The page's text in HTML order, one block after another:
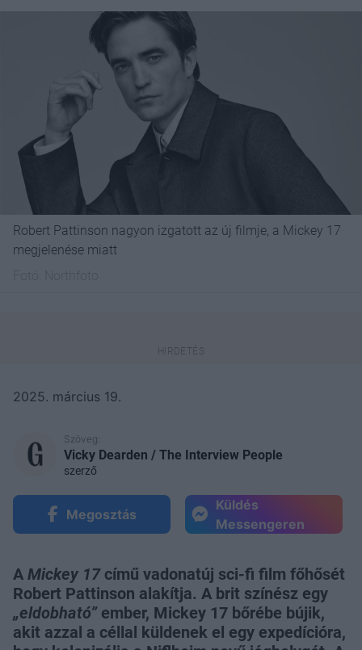
Robert Pattinson nagyon izgatott az új filmje, a Mickey 17
megjelenése miatt
2025. március 19.
Szöveg:
Vicky Dearden / The Interview People
szerző
Megosztás
Küldés
Messengeren
A Mickey 17című vadonatúj sci-fi film főhősét
Robert Pattinson alakítja. A brit színész egy
„eldobható” ember, Mickey 17 bőrébe bújik,
akit azzal a céllal küldenek el egy expedícióra,